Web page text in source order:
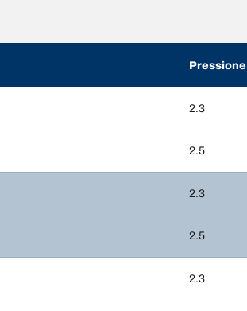
Pressione
2.3
2.5
2.3
2.5
2.3